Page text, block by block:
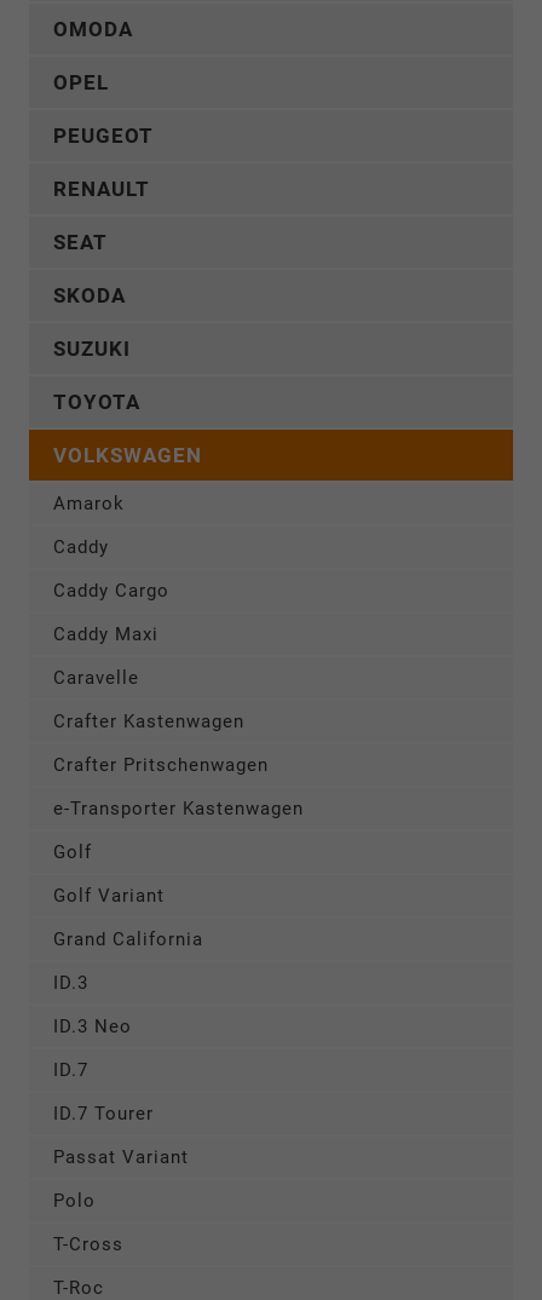
OMODA
OPEL
PEUGEOT
RENAULT
SEAT
SKODA
SUZUKI
TOYOTA
VOLKSWAGEN
Amarok
Caddy
Caddy Cargo
Caddy Maxi
Caravelle
Crafter Kastenwagen
Crafter Pritschenwagen
e-Transporter Kastenwagen
Golf
Golf Variant
Grand California
ID.3
ID.3 Neo
ID.7
ID.7 Tourer
Passat Variant
Polo
T-Cross
T-Roc